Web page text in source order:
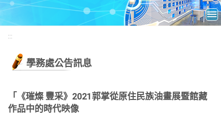
:::
學務處公告訊息
「《璀燦 豐采》2021郭掌從原住民族油畫展暨館藏
作品中的時代映像